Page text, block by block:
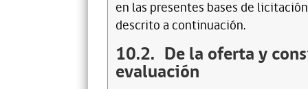
en las presentes bases de
descrito a continuación.
10.2. De la oferta y
evaluación